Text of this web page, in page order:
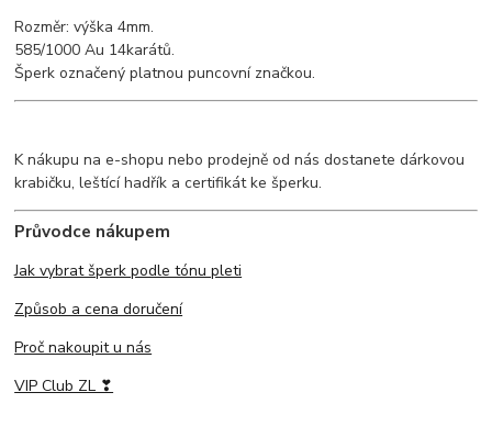
Rozměr: výška 4mm.
585/1000 Au 14karátů.
Šperk označený platnou puncovní značkou.
K nákupu na e-shopu nebo prodejně od nás dostanete dárkovou
krabičku, leštící hadřík a certifikát ke šperku.
Průvodce nákupem
Jak vybrat šperk podle tónu pleti
Způsob a cena doručení
Proč nakoupit u nás
VIP Club ZL ❣